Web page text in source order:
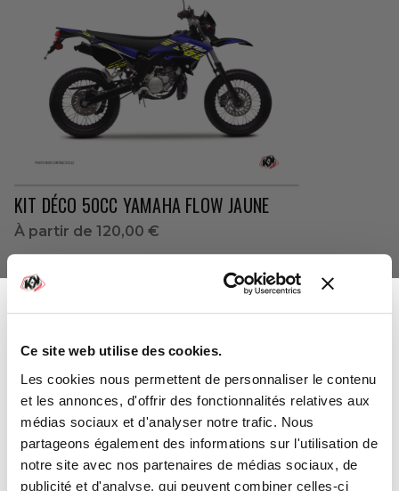
Ce site web utilise des cookies.
Les cookies nous permettent de personnaliser le contenu
et les annonces, d'offrir des fonctionnalités relatives aux
médias sociaux et d'analyser notre trafic. Nous
partageons également des informations sur l'utilisation de
notre site avec nos partenaires de médias sociaux, de
publicité et d'analyse, qui peuvent combiner celles-ci
KIT DÉCO 50CC YAMAHA FLOW JAUNE
À partir de 120,00 €
-10%
Sur l'ensemble de votre commande